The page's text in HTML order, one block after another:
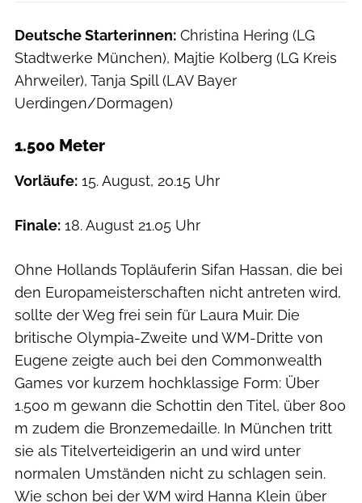
Deutsche Starterinnen: Christina Hering (LG
Stadtwerke München), Majtie Kolberg (LG Kreis
Ahrweiler), Tanja Spill (LAV Bayer
Uerdingen/Dormagen)
1.500 Meter
Vorläufe: 15. August, 20.15 Uhr
Finale: 18. August 21.05 Uhr
Ohne Hollands Topläuferin Sifan Hassan, die bei
den Europameisterschaften nicht antreten wird,
sollte der Weg frei sein für Laura Muir. Die
britische Olympia-Zweite und WM-Dritte von
Eugene zeigte auch bei den Commonwealth
Games vor kurzem hochklassige Form: Über
1.500 m gewann die Schottin den Titel, über 800
m zudem die Bronzemedaille. In München tritt
sie als Titelverteidigerin an und wird unter
normalen Umständen nicht zu schlagen sein.
Wie schon bei der WM wird Hanna Klein über